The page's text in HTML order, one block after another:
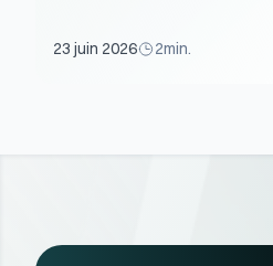
23 juin 2026 2min.